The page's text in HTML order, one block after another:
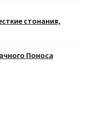
стонания,
Поноса